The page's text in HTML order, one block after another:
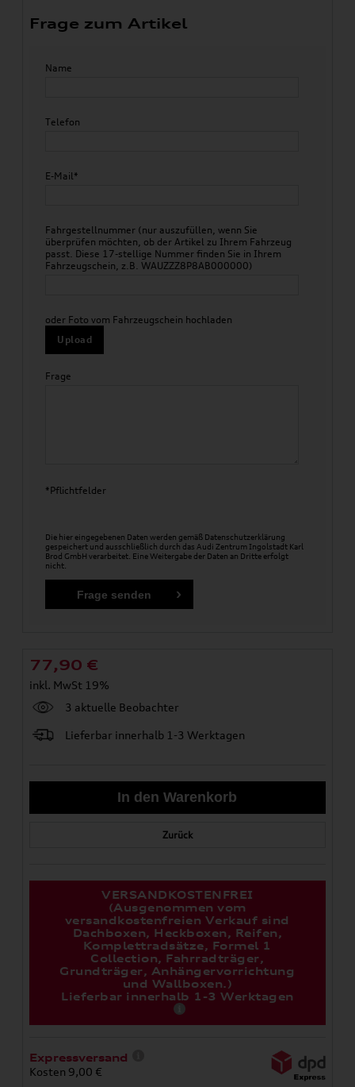
Frage zum Artikel
Name
Telefon
E-Mail*
Fahrgestellnummer (nur auszufüllen, wenn Sie
überprüfen möchten, ob der Artikel zu Ihrem Fahrzeug
passt. Diese 17-stellige Nummer finden Sie in Ihrem
Fahrzeugschein, z.B. WAUZZZ8P8AB000000)
oder Foto vom Fahrzeugschein hochladen
Upload
Frage
*Pflichtfelder
Die hier eingegebenen Daten werden gemäß Datenschutzerklärung
gespeichert und ausschließlich durch das Audi Zentrum Ingolstadt Karl
Brod GmbH verarbeitet. Eine Weitergabe der Daten an Dritte erfolgt
nicht.
77,90 €
inkl. MwSt 19%
3 aktuelle Beobachter
Lieferbar innerhalb 1-3 Werktagen
Zurück
VERSANDKOSTENFREI
(Ausgenommen vom
versandkostenfreien Verkauf sind
Dachboxen, Heckboxen, Reifen,
Komplettradsätze, Formel 1
Collection, Fahrradträger,
Grundträger, Anhängervorrichtung
und Wallboxen.)
Lieferbar innerhalb 1-3 Werktagen
Expressversand
Kosten 9,00 €